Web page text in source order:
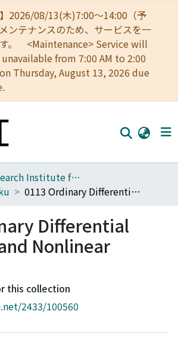
】2026/08/13(木)7:00～14:00（予
ンテナンスのため、サービスを一
。 <Maintenance> Service will
from 7:00 AM to 2:00
Thursday, August 13, 2026 due
400_Research Institute for Mathematical Sciences
0113 Ordinary Differential Equation and Nonlinear Dynamics
Differential
Nonlinear
this collection
2433/100560